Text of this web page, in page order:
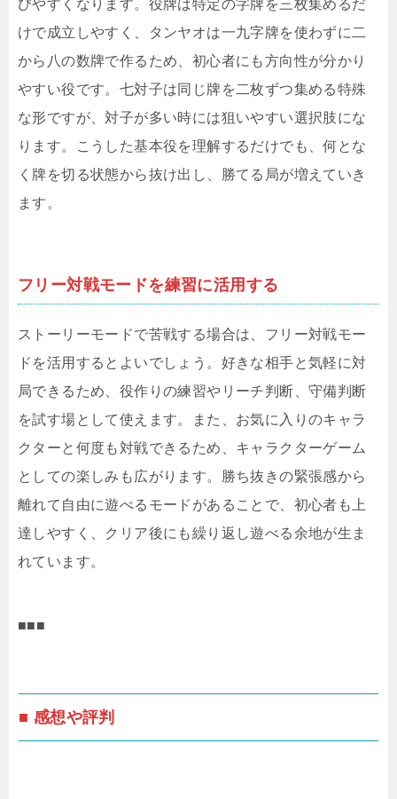
びやすくなります。役牌は特定の字牌を三枚集めるだ
けで成立しやすく、タンヤオは一九字牌を使わずに二
から八の数牌で作るため、初心者にも方向性が分かり
やすい役です。七対子は同じ牌を二枚ずつ集める特殊
な形ですが、対子が多い時には狙いやすい選択肢にな
ります。こうした基本役を理解するだけでも、何とな
く牌を切る状態から抜け出し、勝てる局が増えていき
ます。
フリー対戦モードを練習に活用する
ストーリーモードで苦戦する場合は、フリー対戦モー
ドを活用するとよいでしょう。好きな相手と気軽に対
局できるため、役作りの練習やリーチ判断、守備判断
を試す場として使えます。また、お気に入りのキャラ
クターと何度も対戦できるため、キャラクターゲーム
としての楽しみも広がります。勝ち抜きの緊張感から
離れて自由に遊べるモードがあることで、初心者も上
達しやすく、クリア後にも繰り返し遊べる余地が生ま
れています。
■■■
■ 感想や評判